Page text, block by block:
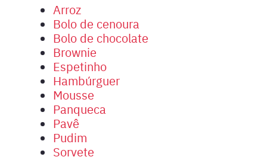
Arroz
Bolo de cenoura
Bolo de chocolate
Brownie
Espetinho
Hambúrguer
Mousse
Panqueca
Pavê
Pudim
Sorvete